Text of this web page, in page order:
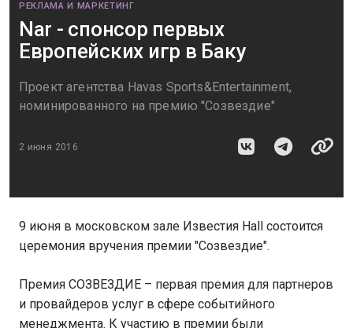
РЕКЛАМА И МАРКЕТИНГ
Nar - спонсор первых
Европейских игр в Баку
Проект агентства Havas Sports&Entertainment,
номинированного на премию "Созвездие"
2 июня 2016
9 июня в московском зале Известия Hall состоится
церемония вручения премии "Созвездие".
Премия СОЗВЕЗДИЕ – первая премия для партнеров
и провайдеров услуг в сфере событийного
менеджмента. К участию в премии были